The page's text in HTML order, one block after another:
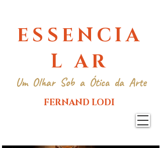
ESSENCIA
L AR
Um Olhar Sob a Ótica da Arte
FERNAND LODI